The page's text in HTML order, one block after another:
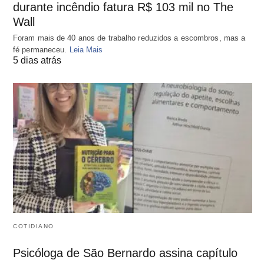
durante incêndio fatura R$ 103 mil no The
Wall
Foram mais de 40 anos de trabalho reduzidos a escombros, mas a
fé permaneceu. Leia Mais
5 dias atrás
COTIDIANO
Psicóloga de São Bernardo assina capítulo